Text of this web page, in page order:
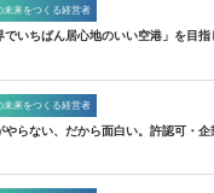
未来をつくる経営者
でいちばん居心地のいい空港」を目
未来をつくる経営者
やらない、だから面白い。許認可・企